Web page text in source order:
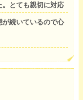
とても親切に対応
続いているので心